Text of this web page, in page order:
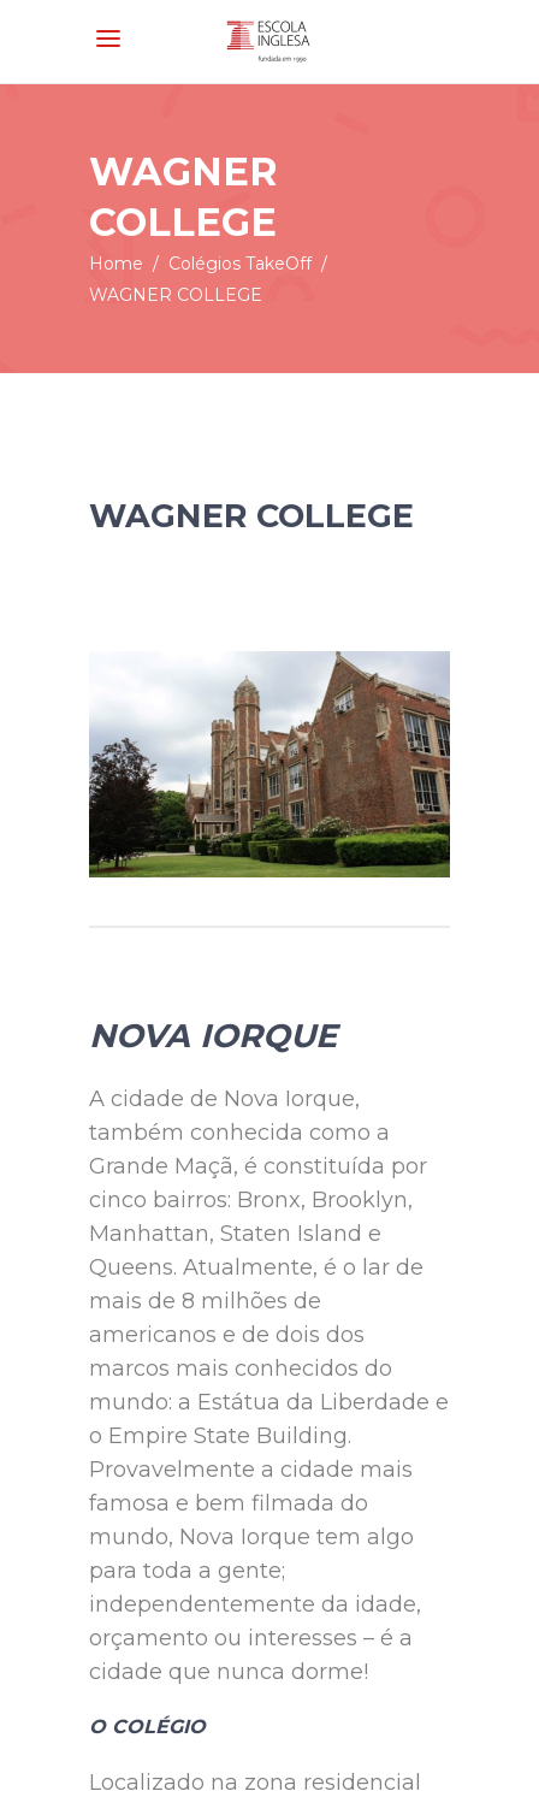
WAGNER
COLLEGE
Home / Colégios TakeOff/
WAGNER COLLEGE
WAGNER COLLEGE
NOVA IORQUE
A cidade de Nova Iorque,
também conhecida como a
Grande Maçã, é constituída por
cinco bairros: Bronx, Brooklyn,
Manhattan, Staten Island e
Queens. Atualmente, é o lar de
mais de 8 milhões de
americanos e de dois dos
marcos mais conhecidos do
mundo: a Estátua da Liberdade e
o Empire State Building.
Provavelmente a cidade mais
famosa e bem filmada do
mundo, Nova Iorque tem algo
para toda a gente;
independentemente da idade,
orçamento ou interesses – é a
cidade que nunca dorme!
O COLÉGIO
Localizado na zona residencial